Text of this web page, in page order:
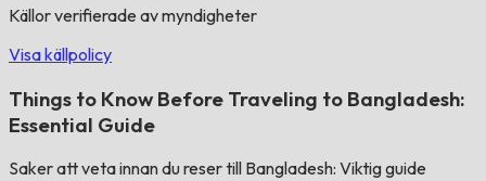
Källor verifierade av myndigheter
Visa källpolicy
Things to Know Before Traveling to Bangladesh:
Essential Guide
Saker att veta innan du reser till Bangladesh: Viktig guide